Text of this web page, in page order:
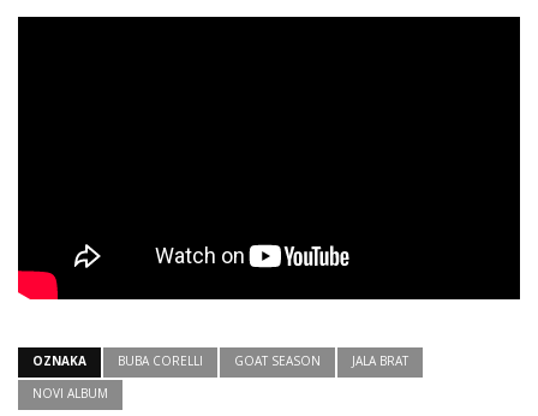
OZNAKA BUBA CORELLI GOAT SEASON
JALA BRAT
NOVI ALBUM